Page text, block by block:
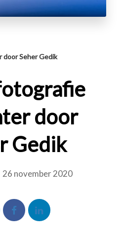
Seher Gedik
door
Gedik
26 november 2020